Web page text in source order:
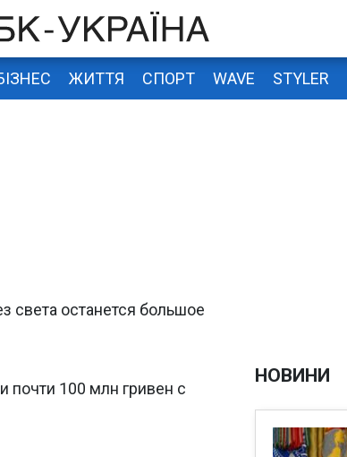
ЖИТТЯ СПОРТ WAVE STYLER
света останется большое
почти 100 млн гривен с
НОВИНИ